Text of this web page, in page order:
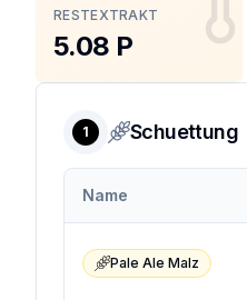
RESTEXTRAKT
5.08 P
1 Schuettung
Name
Pale Ale Malz